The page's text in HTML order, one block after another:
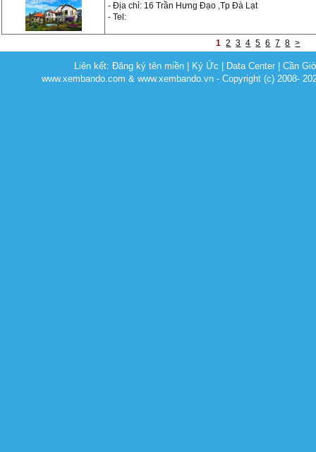
- Địa chỉ: 16 Trần Hưng Đạo ,Tp Đà Lạt
- Tel:
1 2 3 4 5 6 7 8 >
Liên kết:Đăng ký tên miền Ký Ức Data Center |Cần
www.xembando.com & www.xembando.vn - Copyright (c) 2008-